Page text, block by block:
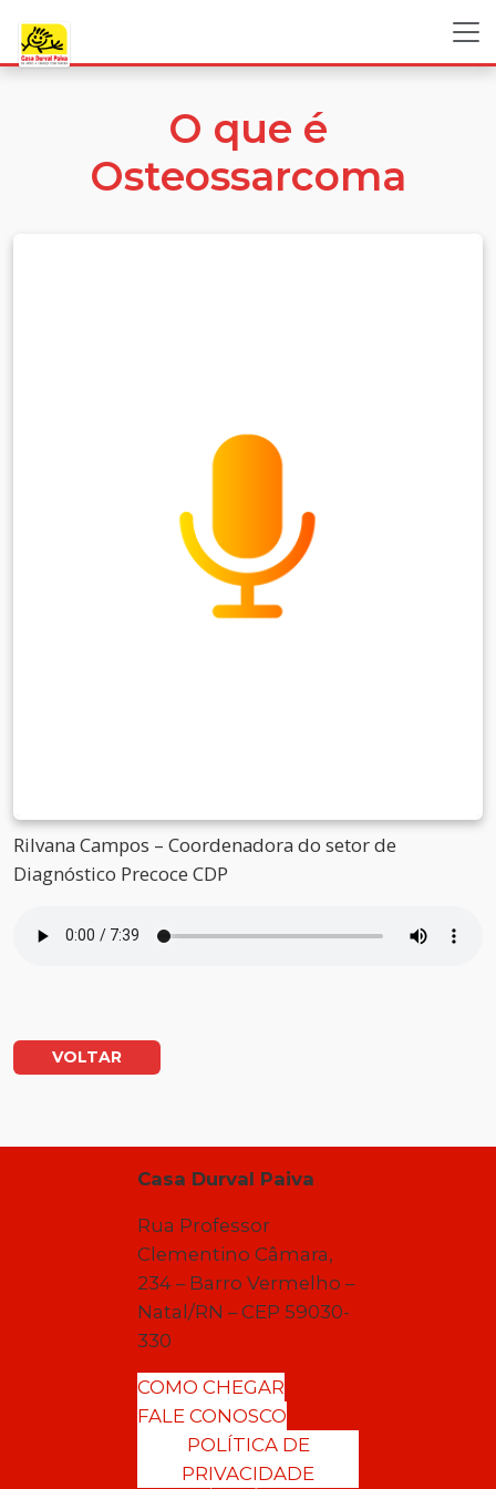
O que é
Osteossarcoma
Rilvana Campos – Coordenadora do setor de
Diagnóstico Precoce CDP
VOLTAR
Casa Durval Paiva
Rua Professor
Clementino Câmara,
234 – Barro Vermelho –
Natal/RN – CEP 59030-
330
COMO CHEGAR
FALE CONOSCO
POLÍTICA DE
PRIVACIDADE